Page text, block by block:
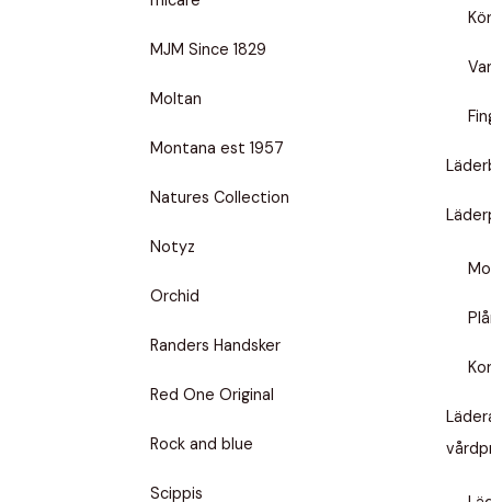
MJM Since 1829
Moltan
Montana est 1957
Natures Collection
Notyz
Orchid
Randers Handsker
Red One Original
Rock and blue
Scippis